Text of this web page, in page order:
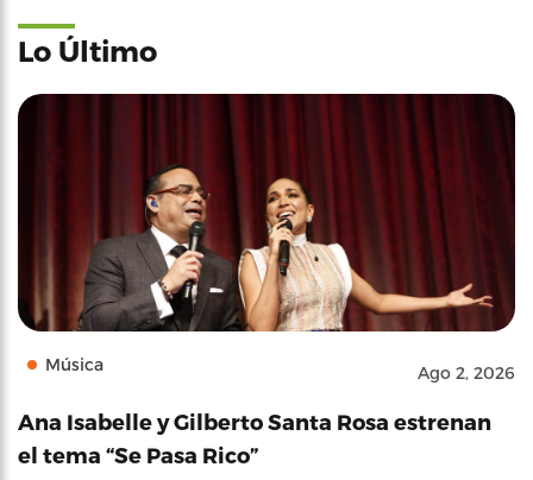
Lo Último
Música Ago 2, 2026
Ana Isabelle y Gilberto Santa Rosa estrenan
el tema “Se Pasa Rico”